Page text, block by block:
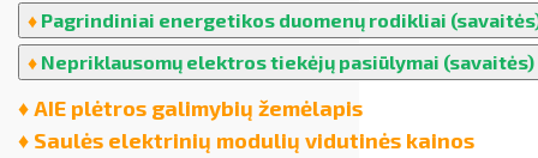
♦ Pagrindiniai energetikos duomenų rodikliai
♦ Nepriklausomų elektros tiekėjų pasiūlymai (savaitės)
♦AIE plėtros galimybių žemėlapis
♦ Saulės elektrinių modulių vidutinės kainos